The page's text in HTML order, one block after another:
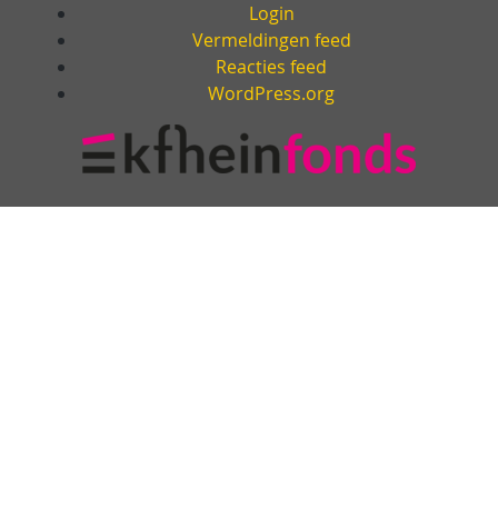
Login
Vermeldingen feed
Reacties feed
WordPress.org